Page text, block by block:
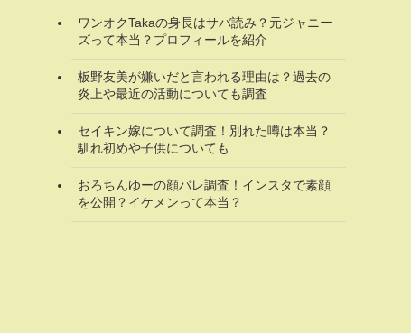
ワンオクTakaの身長はサバ読み？元ジャニー
ズって本当？プロフィールを紹介
板野友美が嫌いだと言われる理由は？過去の
炎上や最近の活動についても調査
セイキン嫁について調査！別れた噂は本当？
馴れ初めや子供についても
おろちんゆーの顔バレ調査！インスタで素顔
を公開？イケメンって本当？